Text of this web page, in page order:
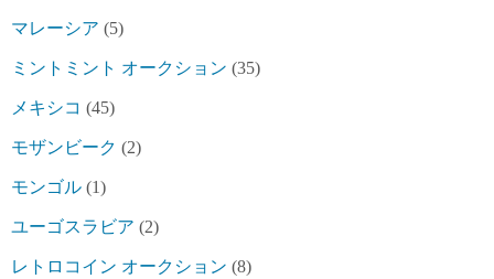
マレーシア (5)
ミントミント オークション (35)
メキシコ (45)
モザンビーク (2)
モンゴル (1)
ユーゴスラビア (2)
レトロコイン オークション (8)